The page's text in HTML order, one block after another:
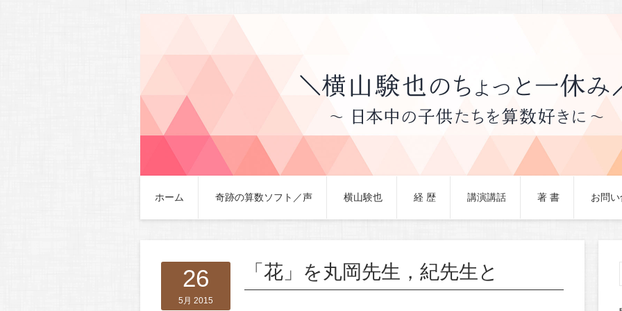
ホーム 奇跡の算数ソフト／声 横山験也 経 歴 講演講話 著 書 お問
26
5月 2015
「花」を丸岡先生，紀先生と